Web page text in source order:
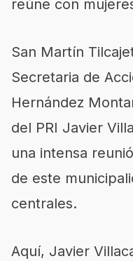
reúne con
San Martín
Secretaria de
Hernández
del PRI Javier
una intensa
de este
centrales.
Aquí, Javier